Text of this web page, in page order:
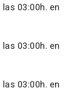
03:00h. en
03:00h. en
03:00h. en